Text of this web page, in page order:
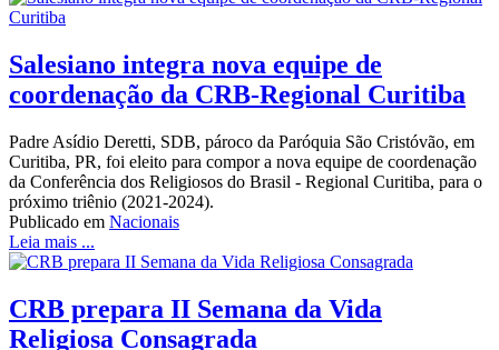
Salesiano integra nova equipe de
coordenação da CRB-Regional Curitiba
Padre Asídio Deretti, SDB, pároco da Paróquia São Cristóvão, em
Curitiba, PR, foi eleito para compor a nova equipe de coordenação
da Conferência dos Religiosos do Brasil - Regional Curitiba, para o
próximo triênio (2021-2024).
Publicado em Nacionais
Leia mais ...
CRB prepara II Semana da Vida
Religiosa Consagrada